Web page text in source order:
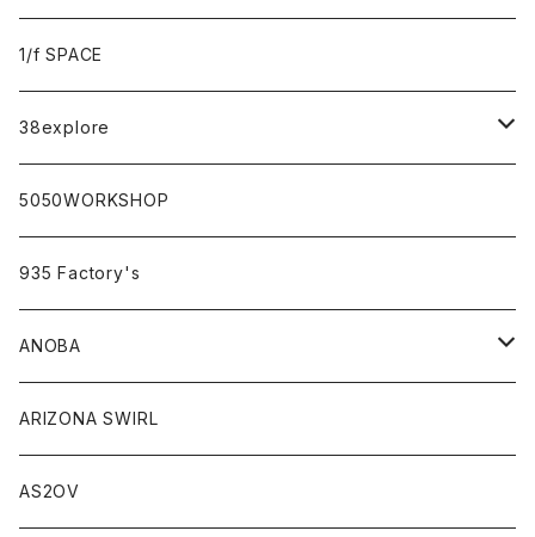
sabi×KAMU
campholic×sabi
1/f SPACE
38explore
classicシリーズ
5050WORKSHOP
935 Factory's
ANOBA
ANOBA×sabi
ARIZONA SWIRL
AS2OV